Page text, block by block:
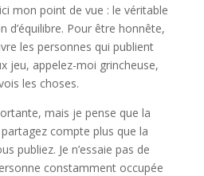
mon point de vue : le véritable
d’équilibre. Pour être honnête,
les personnes qui publient
jeu, appelez-moi grincheuse,
les choses.
mais je pense que la
compte plus que la
publiez. Je n’essaie pas de
constamment occupée